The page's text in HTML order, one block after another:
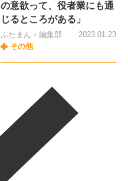
の意欲って、役者業にも通
じるところがある」
ふたまん＋編集部
その他
2023.01.23